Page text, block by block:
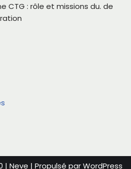
CTG : rôle et missions du. de
| Neve | Propulsé parWordPress